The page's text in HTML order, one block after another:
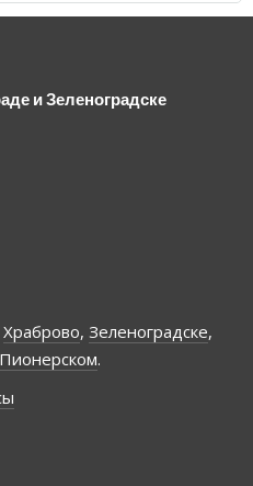
и Зеленоградске
Храброво, Зеленоградске,
Пионерском.